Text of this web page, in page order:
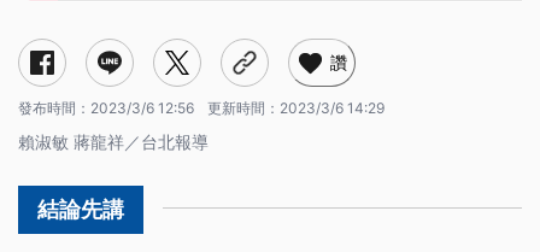
讚
發布時間： 2023/3/6 12:56 更新時間： 2023/3/6 14:29
賴淑敏 蔣龍祥／台北報導